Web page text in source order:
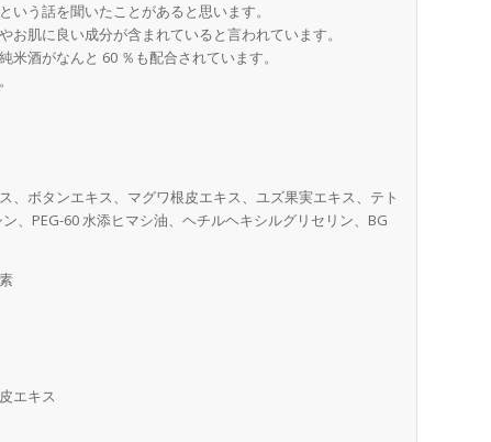
う話を聞いたことがあると思います。
肌に良い成分が含まれていると言われています。
酒がなんと 60 ％も配合されています。
、ボタンエキス、マグワ根皮エキス、ユズ果実エキス、テト
、PEG-60 水添ヒマシ油、ヘチルヘキシルグリセリン、BG
エキス